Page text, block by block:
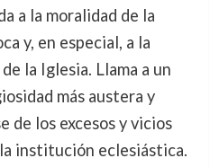
a la moralidad de la
y, en especial, a la
la Iglesia. Llama a un
más austera y
de los excesos y vicios
institución eclesiástica.